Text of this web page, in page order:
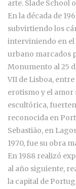
arte. Slade School
En la década de
subvirtiendo los
interviniendo en el
urbano marcados
Monumento al 25
VII de Lisboa,
erotismo y el amor
escultórica,
reconocida en
Sebastião, en
1970, fue su obra
En 1988 realizó
al año siguiente,
la capital de